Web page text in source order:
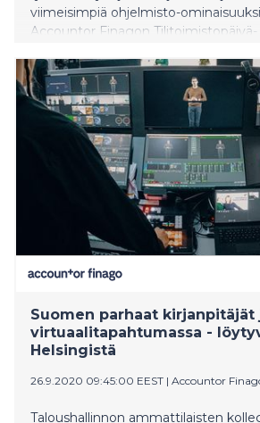
viimeisimpiä ohjelmisto-
Accountor Finagon Tilitoimistopäivä-
ammattilaista.
Suomen parhaat
virtuaalitapahtumassa -
Helsingistä
26.9.2020 09:45:00 EEST | Accountor
Taloushallinnon ammattilaisten